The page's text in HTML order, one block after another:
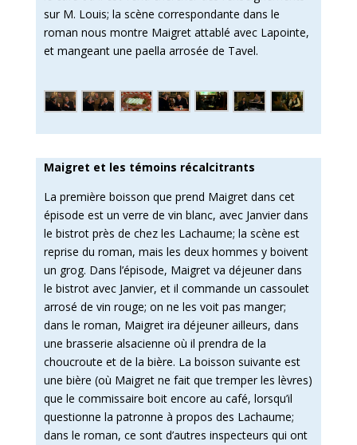
sur M. Louis; la scène correspondante dans le
roman nous montre Maigret attablé avec Lapointe,
et mangeant une paella arrosée de Tavel.
Maigret et les témoins récalcitrants
La première boisson que prend Maigret dans cet
épisode est un verre de vin blanc, avec Janvier dans
le bistrot près de chez les Lachaume; la scène est
reprise du roman, mais les deux hommes y boivent
un grog. Dans l’épisode, Maigret va déjeuner dans
le bistrot avec Janvier, et il commande un cassoulet
arrosé de vin rouge; on ne les voit pas manger;
dans le roman, Maigret ira déjeuner ailleurs, dans
une brasserie alsacienne où il prendra de la
choucroute et de la bière. La boisson suivante est
une bière (où Maigret ne fait que tremper les lèvres)
que le commissaire boit encore au café, lorsqu’il
questionne la patronne à propos des Lachaume;
dans le roman, ce sont d’autres inspecteurs qui ont